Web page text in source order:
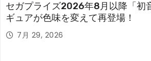
セガプライズ2026年8月以降「初
ギュアが色味を変えて再登場！
7月 29, 2026